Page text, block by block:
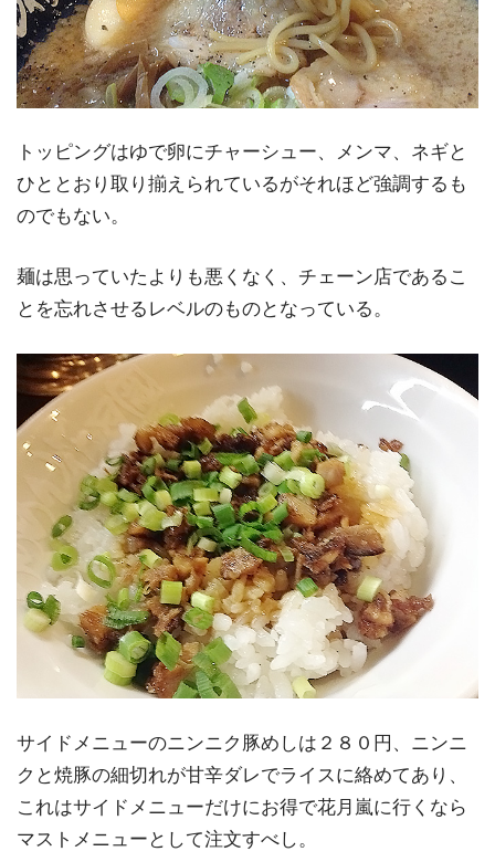
トッピングはゆで卵にチャーシュー、メンマ、ネギと
ひととおり取り揃えられているがそれほど強調するも
のでもない。
麺は思っていたよりも悪くなく、チェーン店であるこ
とを忘れさせるレベルのものとなっている。
サイドメニューのニンニク豚めしは２８０円、ニンニ
クと焼豚の細切れが甘辛ダレでライスに絡めてあり、
これはサイドメニューだけにお得で花月嵐に行くなら
マストメニューとして注文すべし。